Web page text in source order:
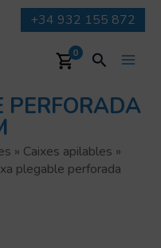
+34 932 155 872
0 Cerca
» Caixes apilables »
plegable perforada